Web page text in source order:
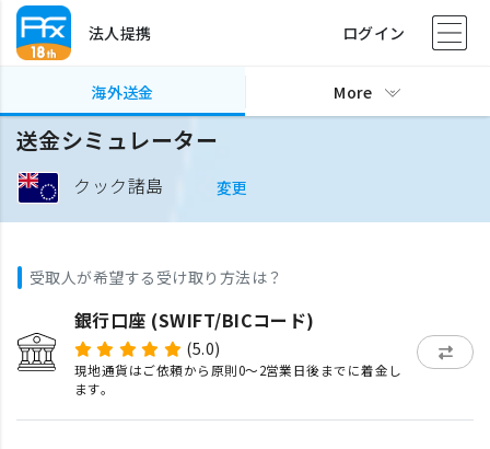
法人提携 ログイン
海外送金 More
送金シミュレーター
クック諸島 変更
受取人が希望する受け取り方法は？
銀行口座 (SWIFT/BICコード)
(5.0)
現地通貨はご依頼から原則0〜2営業日後までに着金し
ます。